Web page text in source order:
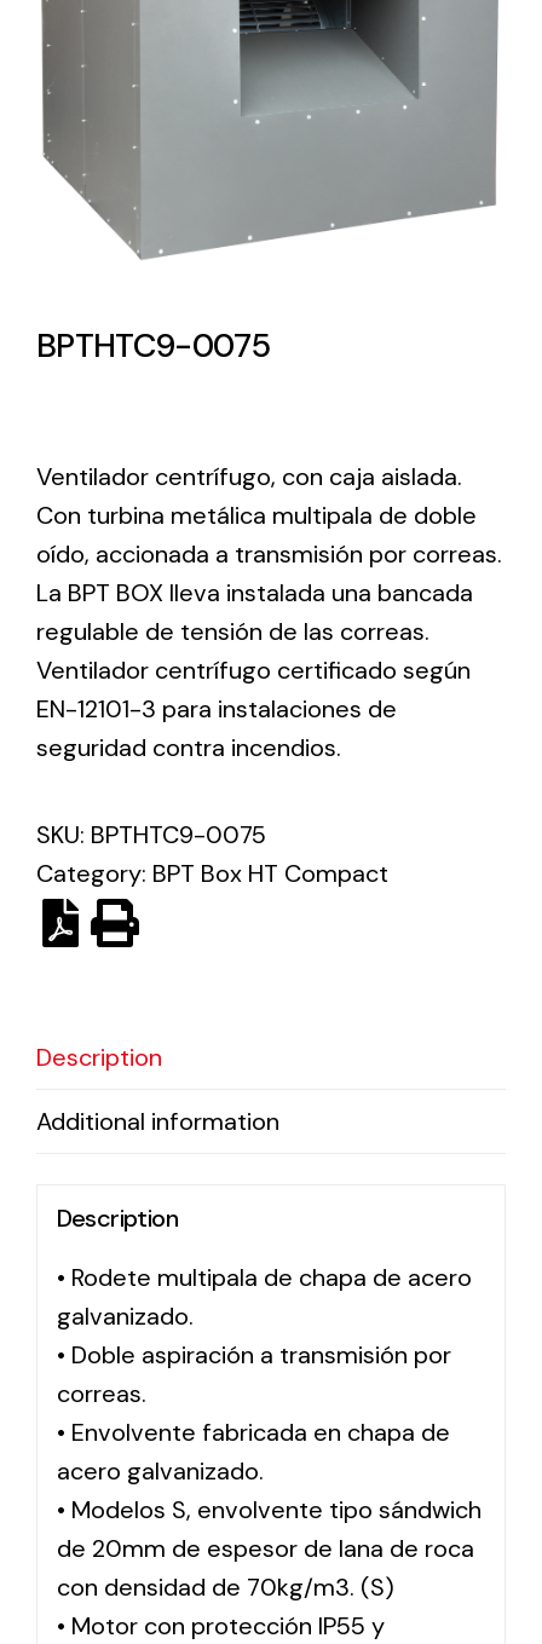
Lighting and Electrical
Complete solutions in lighting and electrical
Ventilation
The incorporation of Novovent into the group
meant a greater offer of ventilation products for
different uses
Iluminación Solar
BPTHTC9-0075
Ventilador centrífugo, con caja aislada.
Con turbina metálica multipala de doble
oído, accionada a transmisión por correas.
La BPT BOX lleva instalada una bancada
regulable de tensión de las correas.
Ventilador centrífugo certificado según
EN-12101-3 para instalaciones de
seguridad contra incendios.
SKU: BPTHTC9-0075
Category: BPT Box HT Compact
Description
Additional information
Description
• Rodete multipala de chapa de acero
galvanizado.
• Doble aspiración a transmisión por
correas.
• Envolvente fabricada en chapa de
acero galvanizado.
• Modelos S, envolvente tipo sándwich
de 20mm de espesor de lana de roca
con densidad de 70kg/m3. (S)
• Motor con protección IP55 y